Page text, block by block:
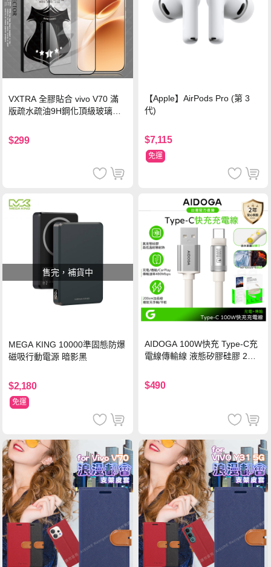
VXTRA 全膠貼合 vivo V70 滿
版疏水疏油9H鋼化頂級玻璃貼
$299
【Apple】AirPods Pro (第 3
代)
$7,115
免運
售完，補貨中
MEGA KING 10000準固態防爆
磁吸行動電源 暗影黑
$2,180
免運
AIDOGA 100W快充 Type-C充
電線傳輸線 液態矽膠硅膠 2M
$490